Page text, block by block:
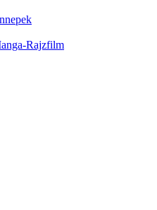
Rajzfilm